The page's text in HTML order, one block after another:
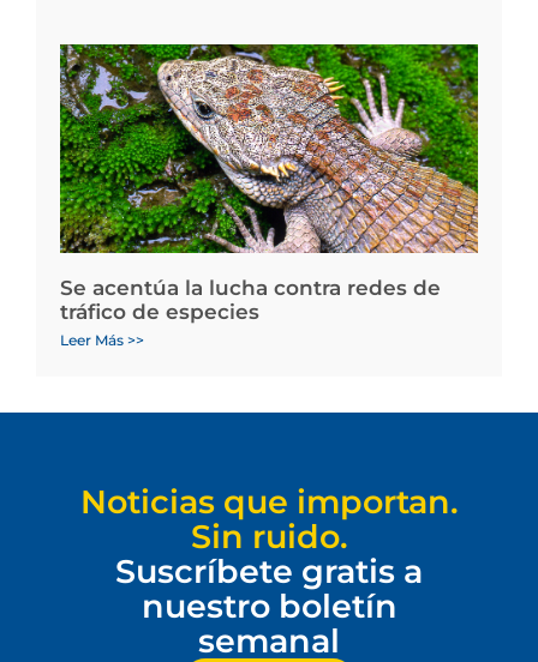
Se acentúa la lucha contra redes de
tráfico de especies
Leer Más >>
Noticias que importan.
Sin ruido.
Suscríbete gratis a
nuestro boletín
semanal